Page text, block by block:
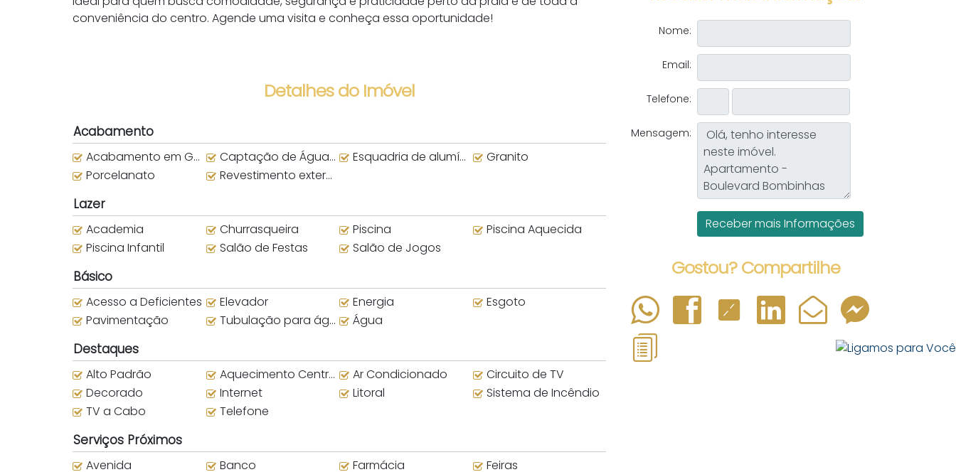
conveniência do centro. Agende uma visita e conheça essa oportunidade!
Detalhes do Imóvel
Acabamento
Acabamento em Gesso Captação de Água da Chuva Esquadria de alumínio
Granito
Porcelanato
Revestimento externo
Lazer
Academia Churrasqueira Piscina
Piscina Aquecida
Piscina Infantil
Salão de Festas Salão de Jogos
Básico
Acesso a Deficientes Elevador Energia
Esgoto
Pavimentação
Tubulação para água quente Água
Destaques
Alto Padrão Aquecimento Central Ar Condicionado
Circuito de TV
Decorado
Internet Litoral
Sistema de Incêndio
TV a Cabo
Telefone
Serviços Próximos
Avenida Banco Farmácia
Feiras
Nome:
Email:
Telefone:
Mensagem:
Gostou? Compartilhe